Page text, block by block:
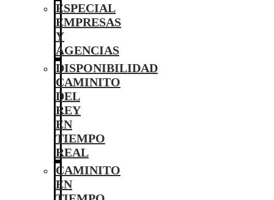
ESPECIAL
EMPRESAS
Y
AGENCIAS
DISPONIBILIDAD
CAMINITO
DEL
REY
EN
TIEMPO
REAL
CAMINITO
EN